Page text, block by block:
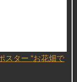
スター “お花畑で